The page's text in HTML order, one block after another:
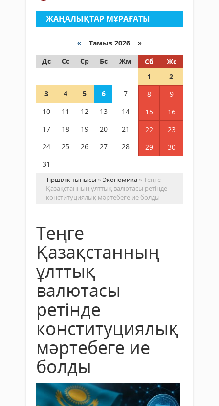
ЖАҢАЛЫҚТАР МҰРАҒАТЫ
« Тамыз 2026 »
Дс
Сс Ср Бс Жм Сб
Жс
1
2
3
4 5 6 7 8
9
10
11 12 13 14 15
16
17
18 19 20 21 22
23
24
25 26 27 28 29
30
31
Тіршілік тынысы »Экономика » Теңге
Қазақстанның ұлттық валютасы ретінде
конституциялық мәртебеге ие болды
Теңге
Қазақстанның
ұлттық
валютасы
ретінде
конституциялық
мәртебеге ие
болды